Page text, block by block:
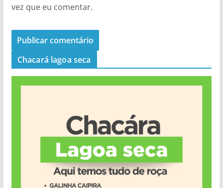
vez que eu comentar.
Chacará lagoa seca